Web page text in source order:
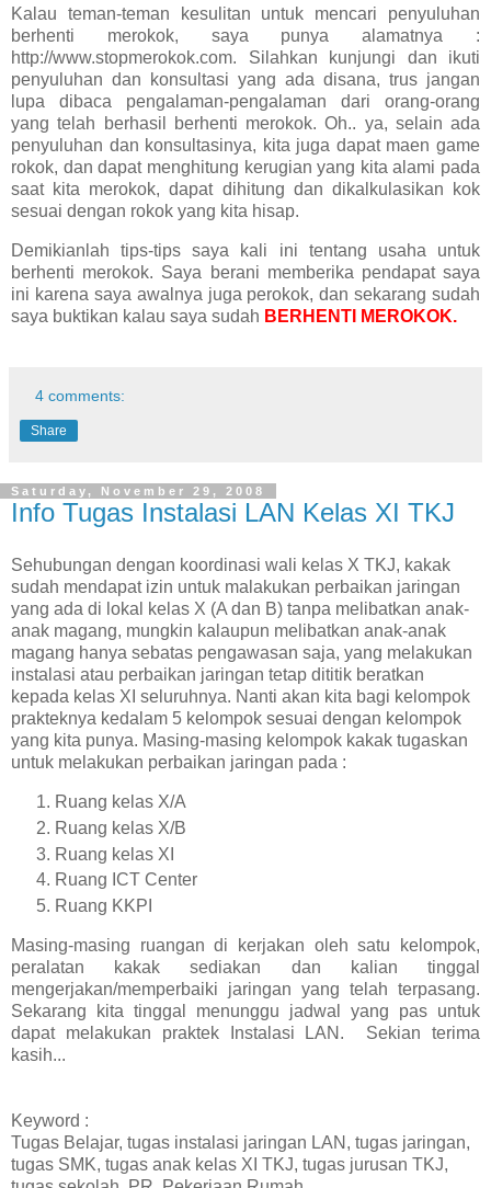
Kalau teman-teman kesulitan untuk mencari penyuluhan
berhenti merokok, saya punya alamatnya :
http://www.stopmerokok.com. Silahkan kunjungi dan ikuti
penyuluhan dan konsultasi yang ada disana, trus jangan
lupa dibaca pengalaman-pengalaman dari orang-orang
yang telah berhasil berhenti merokok. Oh.. ya, selain ada
penyuluhan dan konsultasinya, kita juga dapat maen game
rokok, dan dapat menghitung kerugian yang kita alami pada
saat kita merokok, dapat dihitung dan dikalkulasikan kok
sesuai dengan rokok yang kita hisap.
Demikianlah tips-tips saya kali ini tentang usaha untuk
berhenti merokok. Saya berani memberika pendapat saya
ini karena saya awalnya juga perokok, dan sekarang sudah
saya buktikan kalau saya sudah BERHENTI MEROKOK.
4 comments:
Share
Saturday, November 29, 2008
Info Tugas Instalasi LAN Kelas XI TKJ
Sehubungan dengan koordinasi wali kelas X TKJ, kakak
sudah mendapat izin untuk malakukan perbaikan jaringan
yang ada di lokal kelas X (A dan B) tanpa melibatkan anak-
anak magang, mungkin kalaupun melibatkan anak-anak
magang hanya sebatas pengawasan saja, yang melakukan
instalasi atau perbaikan jaringan tetap dititik beratkan
kepada kelas XI seluruhnya. Nanti akan kita bagi kelompok
prakteknya kedalam 5 kelompok sesuai dengan kelompok
yang kita punya. Masing-masing kelompok kakak tugaskan
untuk melakukan perbaikan jaringan pada :
Ruang kelas X/A
Ruang kelas X/B
Ruang kelas XI
Ruang ICT Center
Ruang KKPI
Masing-masing ruangan di kerjakan oleh satu kelompok,
peralatan kakak sediakan dan kalian tinggal
mengerjakan/memperbaiki jaringan yang telah terpasang.
Sekarang kita tinggal menunggu jadwal yang pas untuk
dapat melakukan praktek Instalasi LAN. Sekian terima
kasih...
Keyword :
Tugas Belajar, tugas instalasi jaringan LAN, tugas jaringan,
tugas SMK, tugas anak kelas XI TKJ, tugas jurusan TKJ,